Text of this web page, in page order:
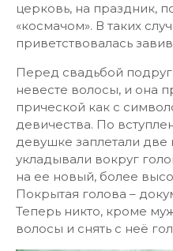
церковь, на праздник,
«космачом». В таких
приветствовалась
Перед свадьбой
невесте волосы, и она
прической как с
девичества. По
девушке заплетали
укладывали вокруг
на ее новый, более
Покрытая голова –
Теперь никто, кроме
волосы и снять с неё